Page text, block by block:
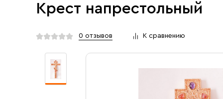
Услуги
Крест напрестольный
0 отзывов К сравнению